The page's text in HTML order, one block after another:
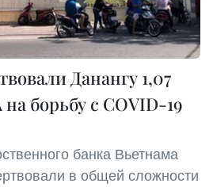
Данангу 1,07
борьбу с COVID-19
банка Вьетнама
в общей сложности